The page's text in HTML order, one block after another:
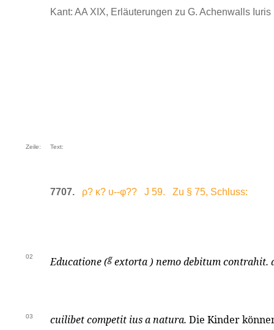
Kant: AA XIX, Erläuterungen zu G. Achenwalls Iuris
Zeile: Text:
7707. ρ? κ? υ--φ?? J 59. Zu § 75, Schluss:
02 Educatione (gextorta ) nemo debitum contrahit.
03 cuilibet competit ius a natura. Die Kinder